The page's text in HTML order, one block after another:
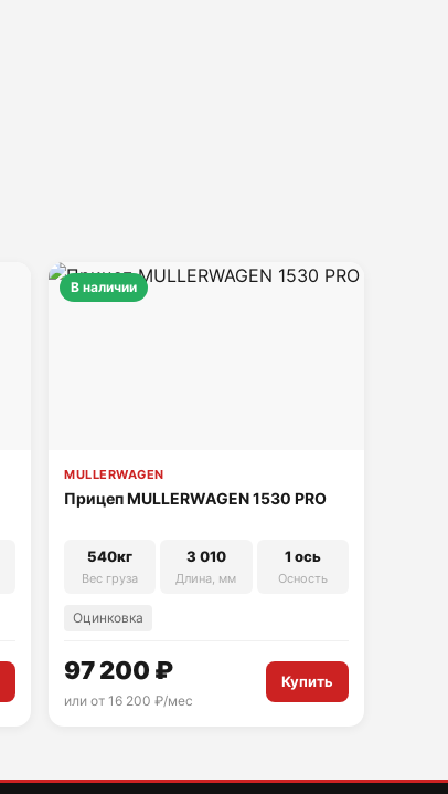
В наличии
MULLERWAGEN
Прицеп MULLERWAGEN 1530 PRO
540кг
Вес груза
3 010
Длина, мм
1 ось
Осность
Оцинковка
97 200 ₽
или от 16 200 ₽/мес
Купить